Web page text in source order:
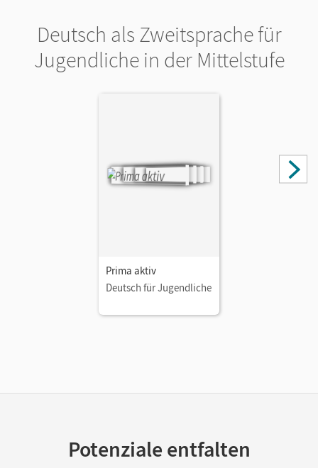
Deutsch als Zweitsprache für
Jugendliche in der Mittelstufe
Prima aktiv
Deutsch für Jugendliche
Potenziale entfalten